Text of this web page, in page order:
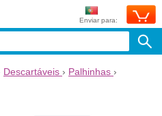
Enviar para:
Descartáveis › Palhinhas ›